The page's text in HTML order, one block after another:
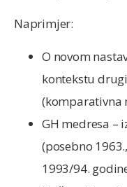
Naprimjer:
O novom
kontekstu
(komparativna
GH medresa –
(posebno
1993/94.